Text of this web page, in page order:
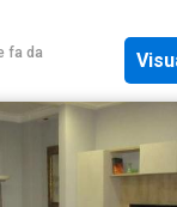
fa da